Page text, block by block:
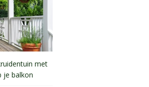
met
je balkon